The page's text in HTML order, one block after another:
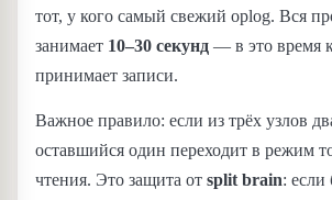
тот, у кого самый свежий oplog. Вся
занимает 10–30 секунд — в это время
принимает записи.
Важное правило: если из трёх узлов
оставшийся один переходит в режим
чтения. Это защита от split brain: если